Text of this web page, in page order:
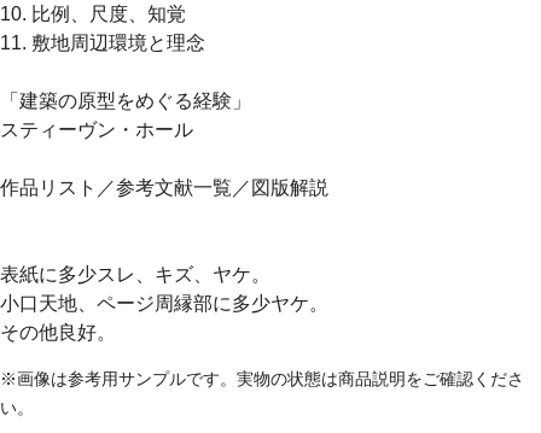
10. 比例、尺度、知覚
11. 敷地周辺環境と理念
「建築の原型をめぐる経験」
スティーヴン・ホール
作品リスト／参考文献一覧／図版解説
表紙に多少スレ、キズ、ヤケ。
小口天地、ページ周縁部に多少ヤケ。
その他良好。
※画像は参考用サンプルです。実物の状態は商品説明をご確認くださ
い。